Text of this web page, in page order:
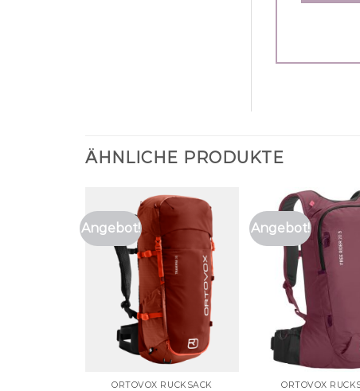
ÄHNLICHE PRODUKTE
Angebot!
ORTOVOX RUCKSACK
Angebot!
ORTOVOX